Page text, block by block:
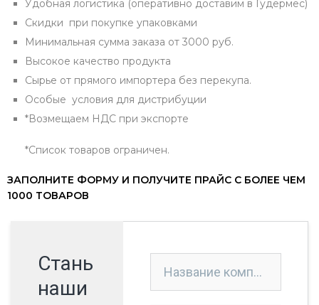
Удобная логистика (оперативно доставим в Гудермес)
Скидки при покупке упаковками
Минимальная сумма заказа от 3000 руб.
Высокое качество продукта
Сырье от прямого импортера без перекупа.
Особые условия для дистрибуции
*Возмещаем НДС при экспорте
*Список товаров ограничен.
ЗАПОЛНИТЕ ФОРМУ И ПОЛУЧИТЕ ПРАЙС С БОЛЕЕ ЧЕМ
1000 ТОВАРОВ